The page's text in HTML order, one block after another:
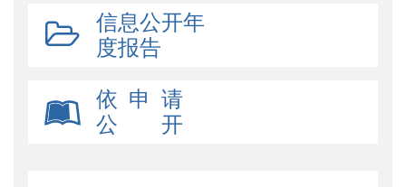
信息公开年
度报告
依 申 请
公 开